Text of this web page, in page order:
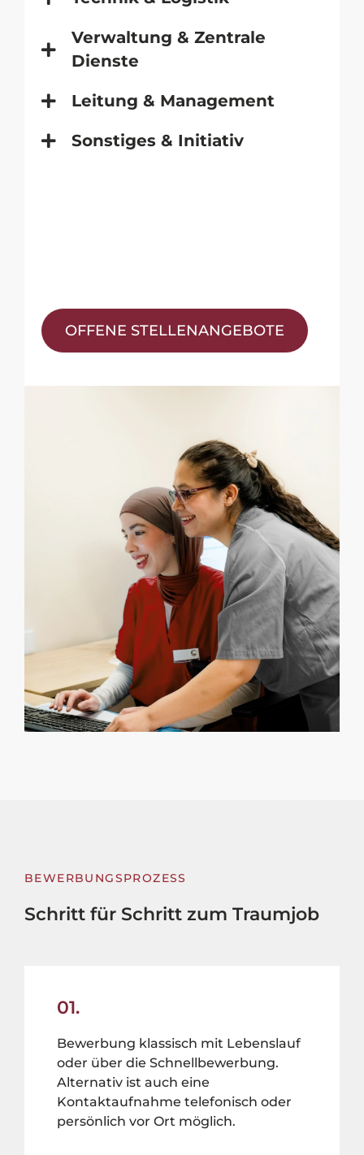
Verwaltung & Zentrale
Dienste
Leitung & Management
Sonstiges & Initiativ
OFFENE STELLENANGEBOTE
BEWERBUNGSPROZESS
Schritt für Schritt zum Traumjob
01.
Bewerbung klassisch mit Lebenslauf
oder über die Schnellbewerbung.
Alternativ ist auch eine
Kontaktaufnahme telefonisch oder
persönlich vor Ort möglich.